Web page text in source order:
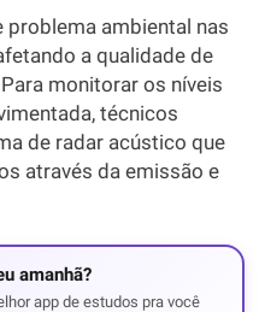
problema ambiental nas
a qualidade de
monitorar os níveis
técnicos
de radar acústico que
através da emissão e
amanhã?
app de estudos pra você